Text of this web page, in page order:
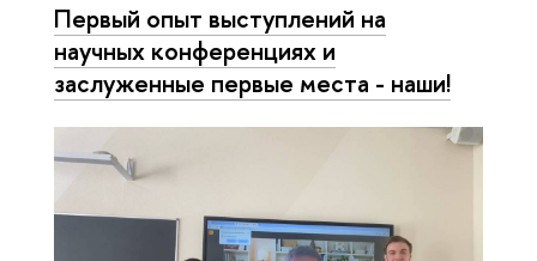
Первый опыт выступлений на
научных конференциях и
заслуженные первые места - наши!